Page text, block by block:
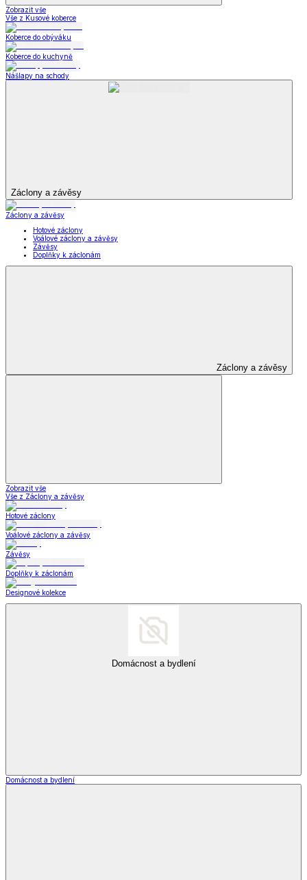
Zobrazit vše
Vše z Kusové koberce
Koberce do obýváku
Koberce do kuchyně
Nášlapy na schody
Záclony a závěsy
Záclony a závěsy
Hotové záclony
Voálové záclony a závěsy
Závěsy
Doplňky k záclonám
Záclony a závěsy
Zobrazit vše
Vše z Záclony a závěsy
Hotové záclony
Voálové záclony a závěsy
Závěsy
Doplňky k záclonám
Designové kolekce
Domácnost a bydlení
Domácnost a bydlení